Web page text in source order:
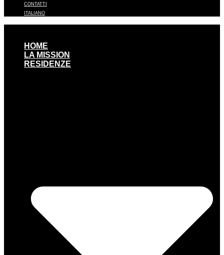
CONTATTI
ITALIANO
HOME
LA MISSION
RESIDENZE